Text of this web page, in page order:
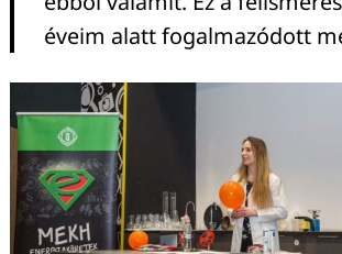
éveim alatt fogalmazódott